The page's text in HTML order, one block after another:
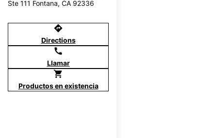
Ste 111 Fontana, CA 92336
directions
Directions
call
Llamar
shopping_cart
Productos en existencia